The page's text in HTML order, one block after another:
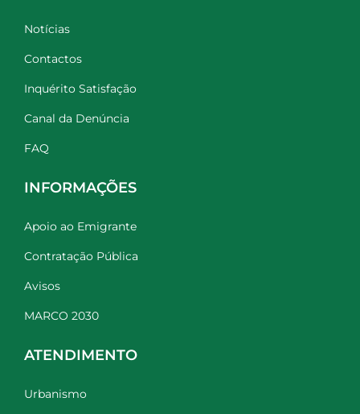
Notícias
Contactos
Inquérito Satisfação
Canal da Denúncia
FAQ
INFORMAÇÕES
Apoio ao Emigrante
Contratação Pública
Avisos
MARCO 2030
ATENDIMENTO
Urbanismo